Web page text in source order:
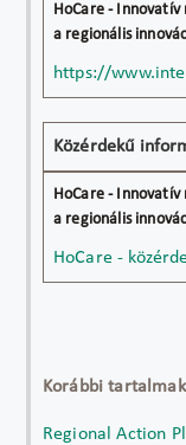
https://
Közérdekű
HoCare -
Korábbi
Regional Action